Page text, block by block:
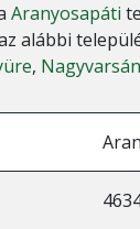
Aranyosapáti
alábbi
,